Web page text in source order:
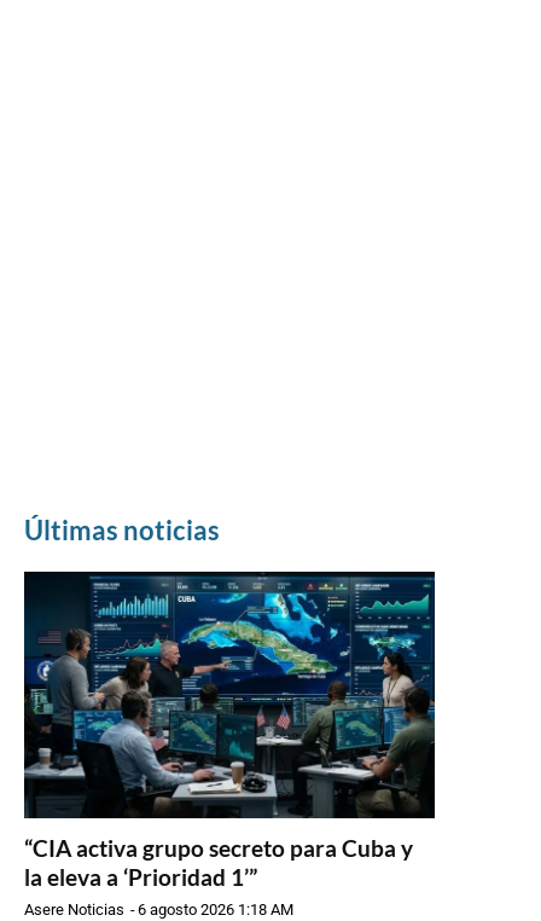
Últimas noticias
“CIA activa grupo secreto para Cuba y
la eleva a ‘Prioridad 1’”
Asere Noticias -6 agosto 2026 1:18 AM